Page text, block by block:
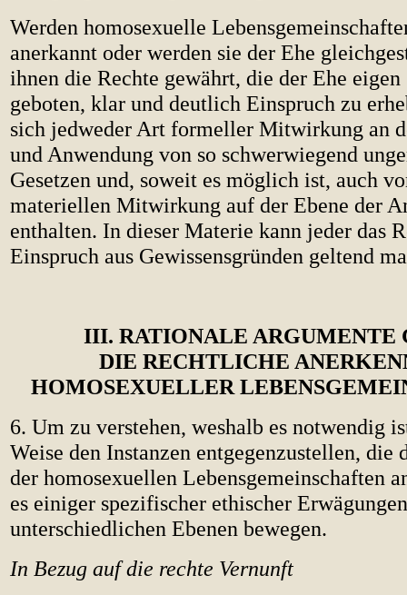
Werden homosexuelle
anerkannt oder werden sie der Ehe
ihnen die Rechte gewährt, die der Ehe eigen
geboten, klar und deutlich Einspruch zu
sich jedweder Art formeller Mitwirkung an
und Anwendung von so schwerwiegend
Gesetzen und, soweit es möglich ist, auch
materiellen Mitwirkung auf der Ebene der
enthalten. In dieser Materie kann jeder das
Einspruch aus Gewissensgründen geltend
III. RATIONALE ARGUMENTE
DIE RECHTLICHE
HOMOSEXUELLER
6. Um zu verstehen, weshalb es notwendig
Weise den Instanzen entgegenzustellen, die
der homosexuellen Lebensgemeinschaften
es einiger spezifischer ethischer
unterschiedlichen Ebenen bewegen.
In Bezug auf die rechte Vernunft